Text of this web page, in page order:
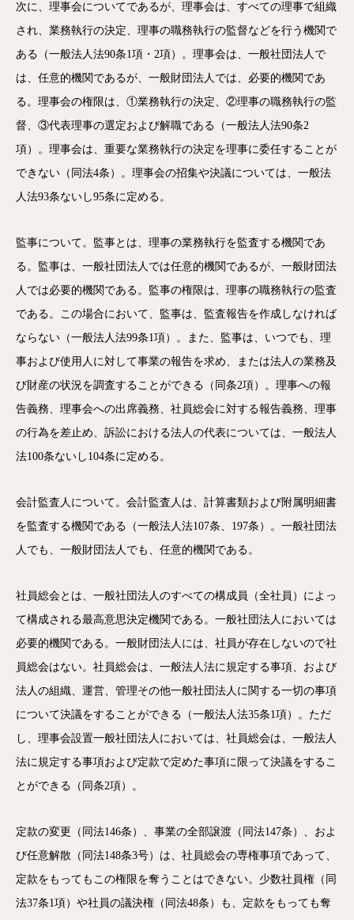
次に、理事会についてであるが、理事会は、すべての理事で組織
され、業務執行の決定、理事の職務執行の監督などを行う機関で
ある（一般法人法90条1項・2項）。理事会は、一般社団法人で
は、任意的機関であるが、一般財団法人では、必要的機関であ
る。理事会の権限は、①業務執行の決定、②理事の職務執行の監
督、③代表理事の選定および解職である（一般法人法90条2
項）。理事会は、重要な業務執行の決定を理事に委任することが
できない（同法4条）。理事会の招集や決議については、一般法
人法93条ないし95条に定める。
監事について。監事とは、理事の業務執行を監査する機関であ
る。監事は、一般社団法人では任意的機関であるが、一般財団法
人では必要的機関である。監事の権限は、理事の職務執行の監査
である。この場合において、監事は、監査報告を作成しなければ
ならない（一般法人法99条1項）。また、監事は、いつでも、理
事および使用人に対して事業の報告を求め、または法人の業務及
び財産の状況を調査することができる（同条2項）。理事への報
告義務、理事会への出席義務、社員総会に対する報告義務、理事
の行為を差止め、訴訟における法人の代表については、一般法人
法100条ないし104条に定める。
会計監査人について。会計監査人は、計算書類および附属明細書
を監査する機関である（一般法人法107条、197条）。一般社団法
人でも、一般財団法人でも、任意的機関である。
社員総会とは、一般社団法人のすべての構成員（全社員）によっ
て構成される最高意思決定機関である。一般社団法人においては
必要的機関である。一般財団法人には、社員が存在しないので社
員総会はない。社員総会は、一般法人法に規定する事項、および
法人の組織、運営、管理その他一般社団法人に関する一切の事項
について決議をすることができる（一般法人法35条1項）。ただ
し、理事会設置一般社団法人においては、社員総会は、一般法人
法に規定する事項および定款で定めた事項に限って決議をするこ
とができる（同条2項）。
定款の変更（同法146条）、事業の全部譲渡（同法147条）、およ
び任意解散（同法148条3号）は、社員総会の専権事項であって、
定款をもってもこの権限を奪うことはできない。少数社員権（同
法37条1項）や社員の議決権（同法48条）も、定款をもっても奪